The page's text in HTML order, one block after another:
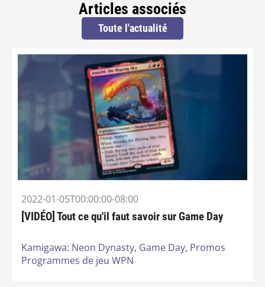
Articles associés
Toute l'actualité
2022-01-05T00:00:00-08:00
[VIDÉO] Tout ce qu'il faut savoir sur Game Day
Kamigawa: Neon Dynasty, Game Day, Promos
Programmes de jeu WPN